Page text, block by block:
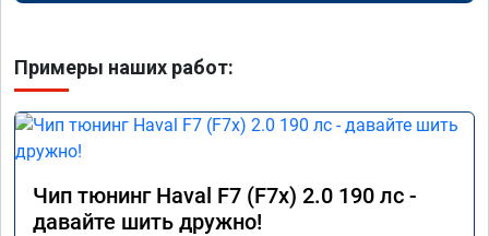
Примеры наших работ:
Чип тюнинг Haval F7 (F7x) 2.0 190 лс -
давайте шить дружно!